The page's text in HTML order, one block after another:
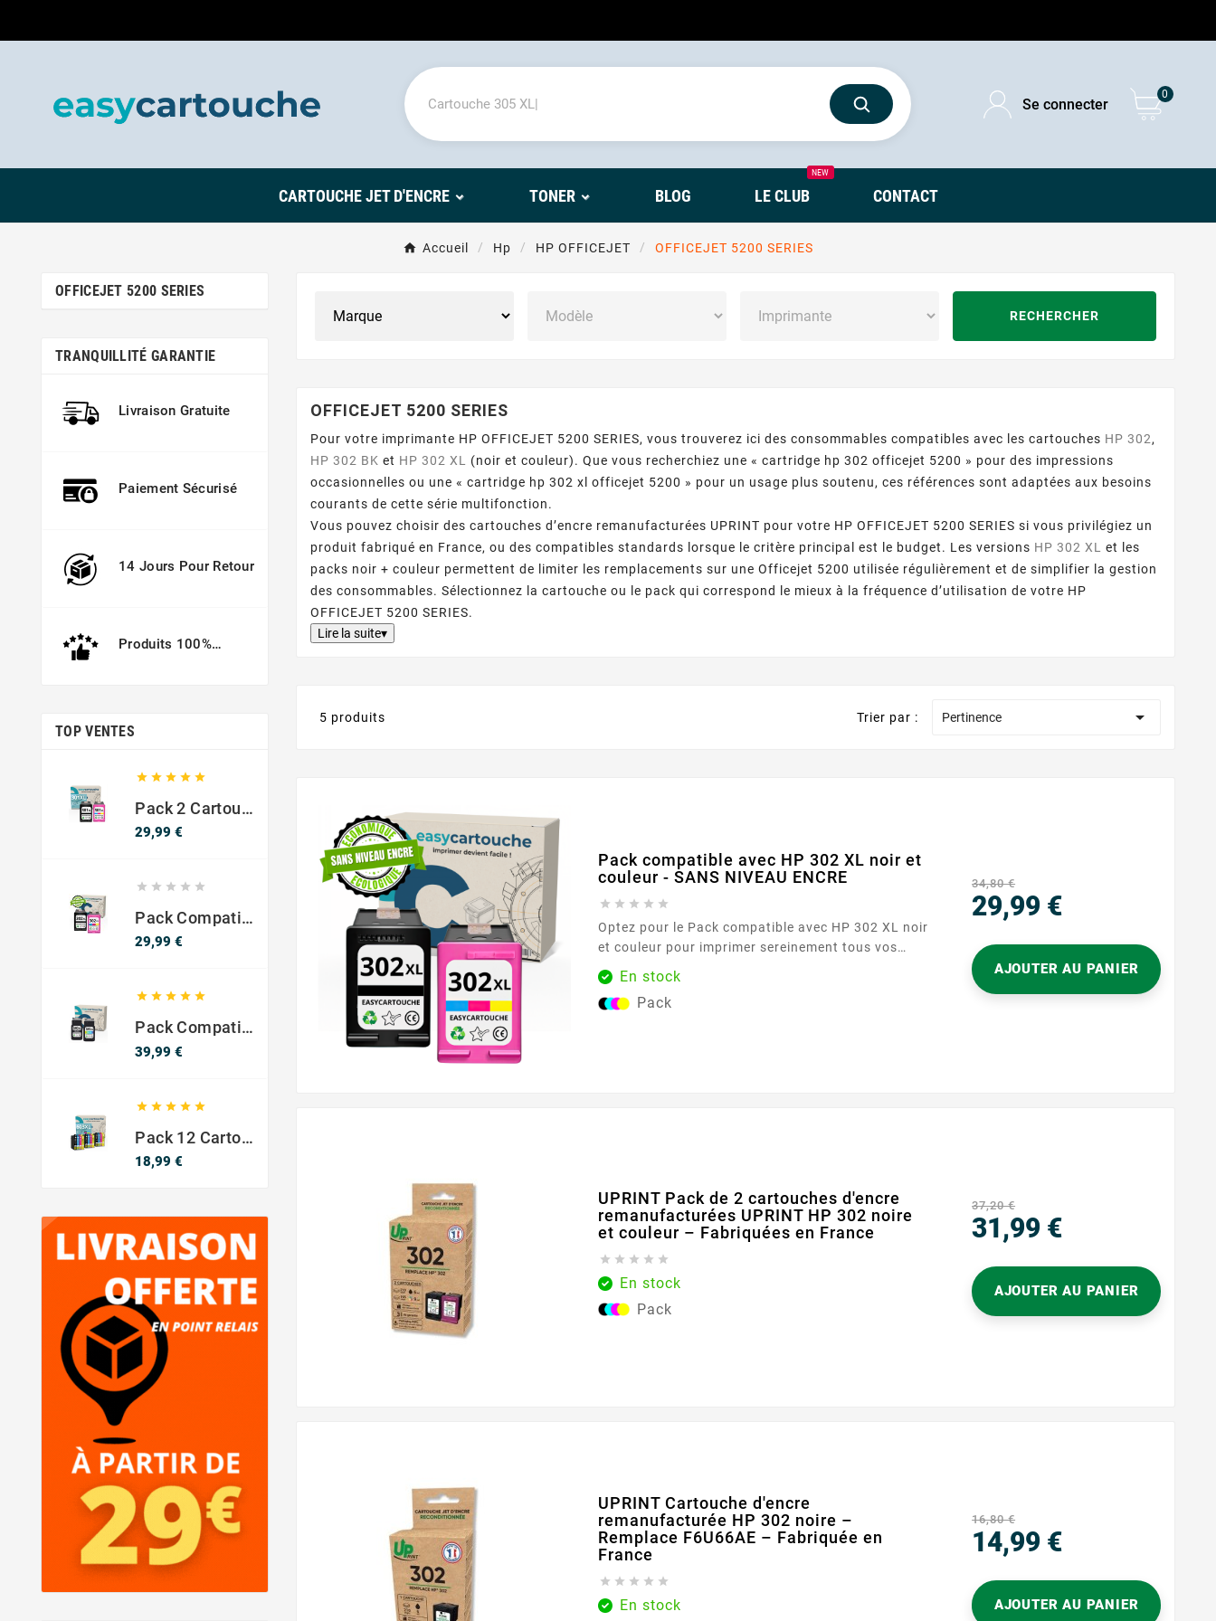
Se connecter
0
CARTOUCHE JET D'ENCRE TONER BLOG LE CLUB
NEW
CONTACT
Accueil Hp HP OFFICEJET OFFICEJET 5200 SERIES
OFFICEJET 5200 SERIES
TRANQUILLITÉ GARANTIE
Livraison Gratuite
Paiement Sécurisé
14 Jours Pour Retour
Produits 100%
TOP VENTES
    
Pack 2 Cartouches Compatible Avec HP 301 XL Noir Et Couleur
29,99 €
    
Pack Compatible Avec HP 302 XL Noir Et Couleur - SANS NIVEAU ENCRE
29,99 €
    
Pack Compatible Canon PG-540 XL / CL-541 XL – Noir & Couleur – Haute Capacité
39,99 €
    
Pack 12 Cartouches Compatible EPSON 603XL
18,99 €
RECHERCHER
OFFICEJET 5200 SERIES
Pour votre imprimante HP OFFICEJET 5200 SERIES, vous trouverez ici des consommables compatibles avec les cartouches HP 302,
HP 302 BK et HP 302 XL
(noir et couleur). Que vous recherchiez une « cartridge hp 302 officejet 5200 » pour des impressions
occasionnelles ou une « cartridge hp 302 xl officejet 5200 » pour un usage plus soutenu, ces références sont adaptées aux besoins
courants de cette série multifonction.
Vous pouvez choisir des cartouches d’encre remanufacturées UPRINT pour votre HP OFFICEJET 5200 SERIES si vous privilégiez un
produit fabriqué en France, ou des compatibles standards lorsque le critère principal est le budget. Les versions HP 302 XL
et les
packs noir + couleur permettent de limiter les remplacements sur une Officejet 5200 utilisée régulièrement et de simplifier la gestion
des consommables. Sélectionnez la cartouche ou le pack qui correspond le mieux à la fréquence d’utilisation de votre HP
OFFICEJET 5200 SERIES.
Lire la suite▾
5 produits Trier par : Pertinence 
Pack compatible avec HP 302 XL noir et
couleur - SANS NIVEAU ENCRE
    
Optez pour le Pack compatible avec HP 302 XL noir
et couleur pour imprimer sereinement tous vos
documents du quotidien. Conçu pour les
imprimantes acceptant la référence HP 302 , ce
duo réunit une cartouche noire et une cartouche
En stock
Pack
34,80 €
29,99 €
AJOUTER AU PANIER
UPRINT Pack de 2 cartouches d'encre
remanufacturées UPRINT HP 302 noire
et couleur – Fabriquées en France
    
En stock
Pack
37,20 €
31,99 €
AJOUTER AU PANIER
UPRINT Cartouche d'encre
remanufacturée HP 302 noire –
Remplace F6U66AE – Fabriquée en
France
    
En stock
16,80 €
14,99 €
AJOUTER AU PANIER